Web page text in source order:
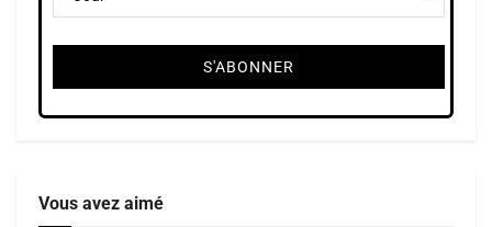
Vous avez aimé